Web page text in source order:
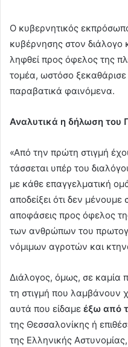
Ο κυβερνητικός
κυβέρνησης στον διάλογο
ληφθεί προς όφελος της
τομέα, ωστόσο
παραβατικά φαινόμενα.
Αναλυτικά η δήλωση του
«Από την πρώτη στιγμή
τάσσεται υπέρ του
με κάθε επαγγελματική
αποδείξει ότι δεν
αποφάσεις προς όφελος
των ανθρώπων του
νόμιμων αγροτών και
Διάλογος, όμως, σε καμία
τη στιγμή που λαμβάνουν
αυτά που είδαμε έξω από
της Θεσσαλονίκης ή
της Ελληνικής